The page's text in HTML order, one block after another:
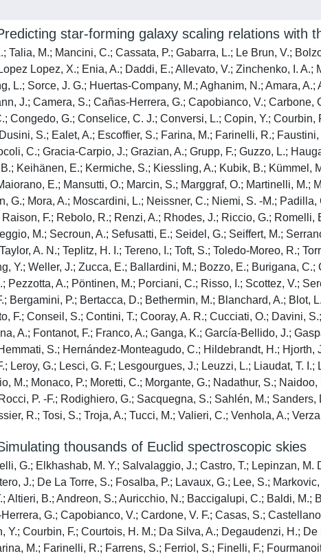
star-forming galaxy scaling relations with
Talia, M.; Mancini, C.; Cassata, P.; Gabarra, L.; Le Brun, V.;
Lopez, X.; Enia, A.; Daddi, E.; Allevato, V.; Zinchenko, I.
L.; Sorce, J. G.; Huertas-Company, M.; Aghanim, N.; Amara,
J.; Camera, S.; Cañas-Herrera, G.; Capobianco, V.;
Congedo, G.; Conselice, C. J.; Conversi, L.; Copin, Y.;
S.; Ealet, A.; Escoffier, S.; Farina, M.; Farinelli, R.;
C.; Gracia-Carpio, J.; Grazian, A.; Grupp, F.; Guzzo, L.;
Keihänen, E.; Kermiche, S.; Kiessling, A.; Kubik, B.; Kümmel,
E.; Mansutti, O.; Marcin, S.; Marggraf, O.; Martinelli,
G.; Mora, A.; Moscardini, L.; Neissner, C.; Niemi, S. -M.;
F.; Rebolo, R.; Renzi, A.; Rhodes, J.; Riccio, G.;
M.; Secroun, A.; Sefusatti, E.; Seidel, G.; Seiffert, M.;
A. N.; Teplitz, H. I.; Tereno, I.; Toft, S.; Toledo-Moreo, R.;
Y.; Weller, J.; Zucca, E.; Ballardini, M.; Bozzo, E.; Burigana,
Pezzotta, A.; Pöntinen, M.; Porciani, C.; Risso, I.; Scottez, V.;
Bergamini, P.; Bertacca, D.; Bethermin, M.; Blanchard, A.;
F.; Conseil, S.; Contini, T.; Cooray, A. R.; Cucciati, O.; Davini,
A.; Fontanot, F.; Franco, A.; Ganga, K.; García-Bellido, J.;
S.; Hernández-Monteagudo, C.; Hildebrandt, H.;
Leroy, G.; Lesci, G. F.; Lesgourgues, J.; Leuzzi, L.; Liaudat, T.
M.; Monaco, P.; Moretti, C.; Morgante, G.; Nadathur, S.;
P. -F.; Rodighiero, G.; Sacquegna, S.; Sahlén, M.;
R.; Tosi, S.; Troja, A.; Tucci, M.; Valieri, C.; Venhola, A.;
thousands of Euclid spectroscopic skies
G.; Elkhashab, M. Y.; Salvalaggio, J.; Castro, T.; Lepinzan,
J.; De La Torre, S.; Fosalba, P.; Lavaux, G.; Lee, S.;
Altieri, B.; Andreon, S.; Auricchio, N.; Baccigalupi, C.; Baldi,
G.; Capobianco, V.; Cardone, V. F.; Casas, S.;
Courbin, F.; Courtois, H. M.; Da Silva, A.; Degaudenzi, H.;
M.; Farinelli, R.; Farrens, S.; Ferriol, S.; Finelli, F.;